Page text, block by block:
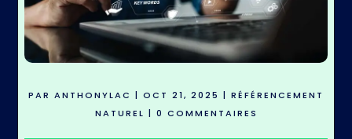
PAR ANTHONYLAC | OCT 21, 2025 | RÉFÉRENCEMENT
NATUREL | 0 COMMENTAIRES